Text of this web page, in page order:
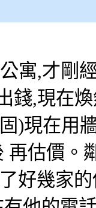
寓,才剛
錢,現在
)現在用
再估價。
好幾家